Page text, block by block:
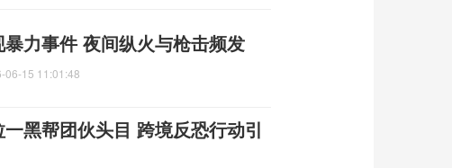
力事件 夜间纵火与枪击频发
06-15 11:01:48
黑帮团伙头目 跨境反恐行动引